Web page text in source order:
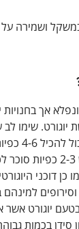
במשקל ושמירה
אך
שימו לב
(למשל
ואפילו בגירסה המעודנת
כן דוכני
יוגורט אשר
סידן בכמות